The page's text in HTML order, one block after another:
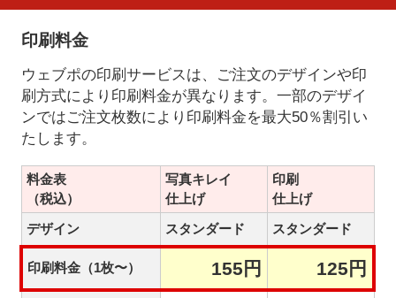
印刷料金
ウェブポの印刷サービスは、ご注文のデザインや印
刷方式により印刷料金が異なります。一部のデザイ
ンではご注文枚数により印刷料金を最大50％割引い
たします。
料金表
（税込）
写真キレイ
仕上げ
印刷
仕上げ
デザイン
スタンダード スタンダード
印刷料金（1枚〜） 155円 125円